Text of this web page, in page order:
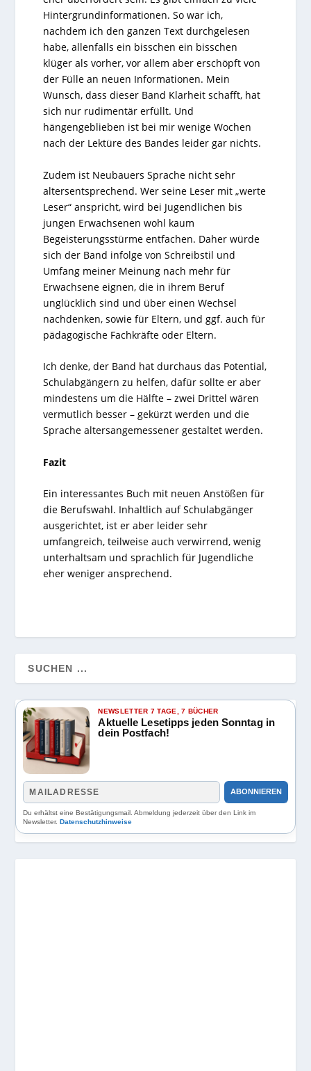
Hintergrundinformationen. So war ich,
nachdem ich den ganzen Text durchgelesen
habe, allenfalls ein bisschen ein bisschen
klüger als vorher, vor allem aber erschöpft von
der Fülle an neuen Informationen. Mein
Wunsch, dass dieser Band Klarheit schafft, hat
sich nur rudimentär erfüllt. Und
hängengeblieben ist bei mir wenige Wochen
nach der Lektüre des Bandes leider gar nichts.
Zudem ist Neubauers Sprache nicht sehr
altersentsprechend. Wer seine Leser mit „werte
Leser“ anspricht, wird bei Jugendlichen bis
jungen Erwachsenen wohl kaum
Begeisterungsstürme entfachen. Daher würde
sich der Band infolge von Schreibstil und
Umfang meiner Meinung nach mehr für
Erwachsene eignen, die in ihrem Beruf
unglücklich sind und über einen Wechsel
nachdenken, sowie für Eltern, und ggf. auch für
pädagogische Fachkräfte oder Eltern.
Ich denke, der Band hat durchaus das Potential,
Schulabgängern zu helfen, dafür sollte er aber
mindestens um die Hälfte – zwei Drittel wären
vermutlich besser – gekürzt werden und die
Sprache altersangemessener gestaltet werden.
Fazit
Ein interessantes Buch mit neuen Anstößen für
die Berufswahl. Inhaltlich auf Schulabgänger
ausgerichtet, ist er aber leider sehr
umfangreich, teilweise auch verwirrend, wenig
unterhaltsam und sprachlich für Jugendliche
eher weniger ansprechend.
NEWSLETTER 7 TAGE, 7 BÜCHER
Aktuelle Lesetipps jeden Sonntag in
dein Postfach!
ABONNIEREN
Du erhältst eine Bestätigungsmail. Abmeldung jederzeit über den Link im
Newsletter.Datenschutzhinweise